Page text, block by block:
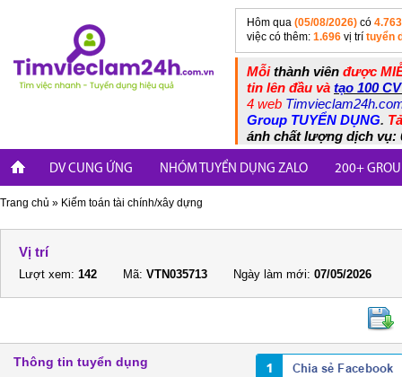
Hôm qua (05/08/2026) có 4.763
việc có thêm: 1.696 vị trí tuyển
Mỗithành viên được
tin lên đầu và tạo 100
4 web
Group TUYỂN DỤNG.
ánh chất lượng dịch vụ:
DV CUNG ỨNG NHÓM TUYỂN DỤNG ZALO 200+
Trang chủ » Kiếm toán tài chính/xây dựng
Vị trí
Lượt xem: 142 Mã: VTN035713 Ngày làm mới: 07/05/2026
Thông tin tuyển dụng